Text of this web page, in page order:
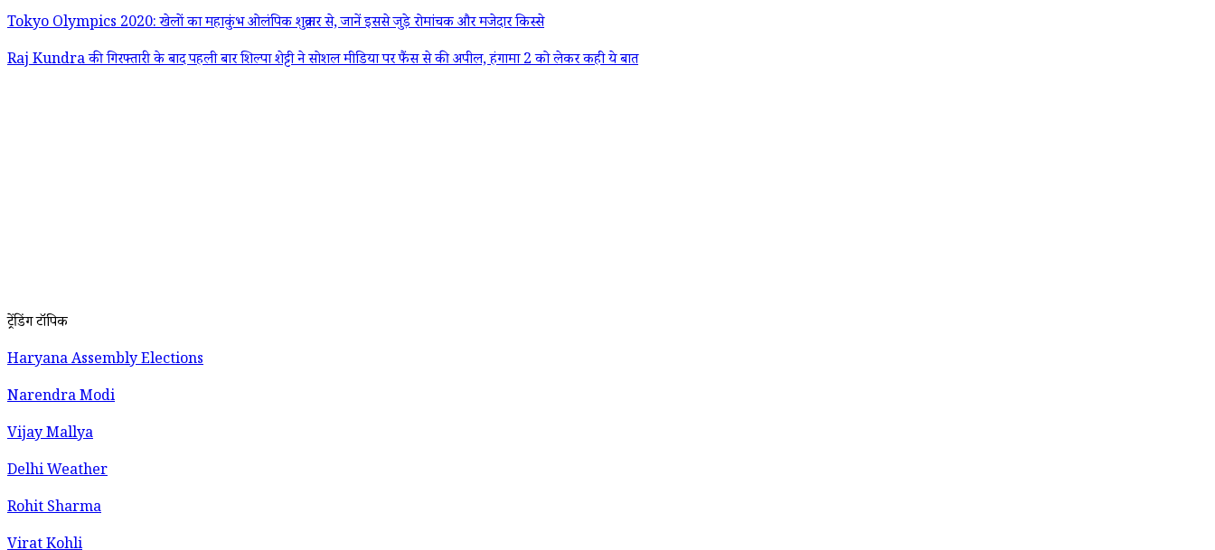
Tokyo Olympics 2020: खेलों का महाकुंभ ओलंपिक शुक्रवार से, जानें इससे जुड़े रोमांचक और मजेदार किस्से
Raj Kundra की गिरफ्तारी के बाद पहली बार शिल्पा शेट्टी ने सोशल मीडिया पर फैंस से की अपील, हंगामा 2 को लेकर कही ये बात
ट्रेंडिंग टॉपिक
Haryana Assembly Elections
Narendra Modi
Vijay Mallya
Delhi Weather
Rohit Sharma